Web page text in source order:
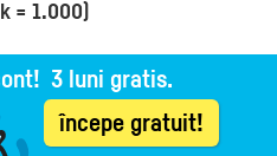
= 1.000)
3 luni gratis.
începe gratuit!